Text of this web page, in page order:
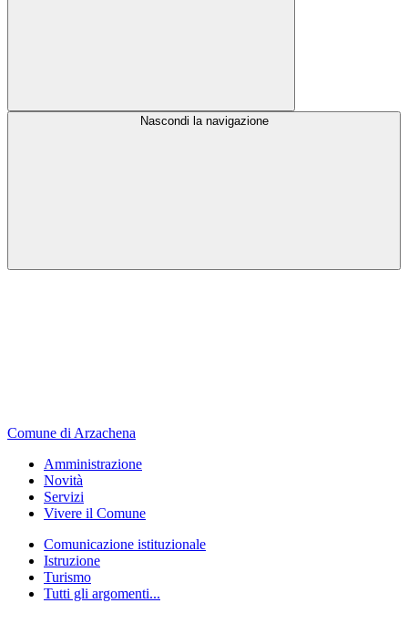
Nascondi la navigazione
Comune di Arzachena
Amministrazione
Novità
Servizi
Vivere il Comune
Comunicazione istituzionale
Istruzione
Turismo
Tutti gli argomenti...